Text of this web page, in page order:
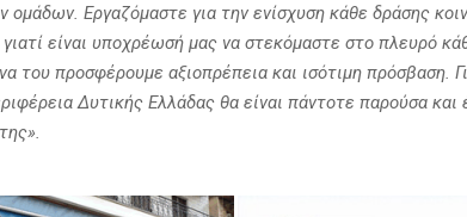
ομάδων. Εργαζόμαστε για την ενίσχυση κάθε δράσης
είναι υποχρέωσή μας να στεκόμαστε στο πλευρό
του προσφέρουμε αξιοπρέπεια και ισότιμη πρόσβαση.
Δυτικής Ελλάδας θα είναι πάντοτε παρούσα και